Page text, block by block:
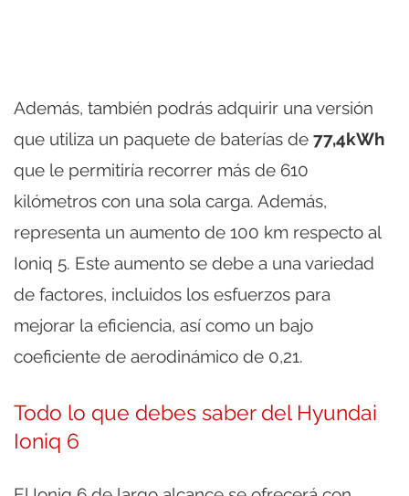
Además, también podrás adquirir una versión
que utiliza un paquete de baterías de 77,4kWh
que le permitiría recorrer más de 610
kilómetros con una sola carga. Además,
representa un aumento de 100 km respecto al
Ioniq 5. Este aumento se debe a una variedad
de factores, incluidos los esfuerzos para
mejorar la eficiencia, así como un bajo
coeficiente de aerodinámico de 0,21.
Todo lo que debes saber del Hyundai
Ioniq 6